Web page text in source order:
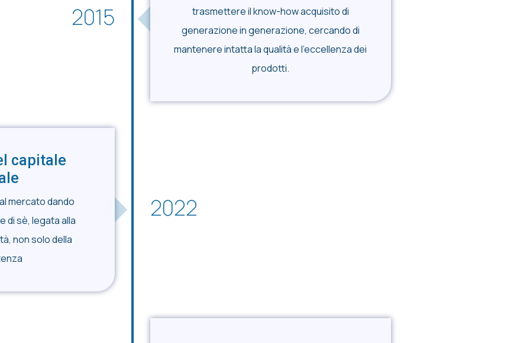
trasmettere il know-how acquisito di
generazione in generazione, cercando di
mantenere intatta la qualità e l’eccellenza dei
prodotti.
2015
capitale
mercato dando
di sè, legata alla
non solo della
2022